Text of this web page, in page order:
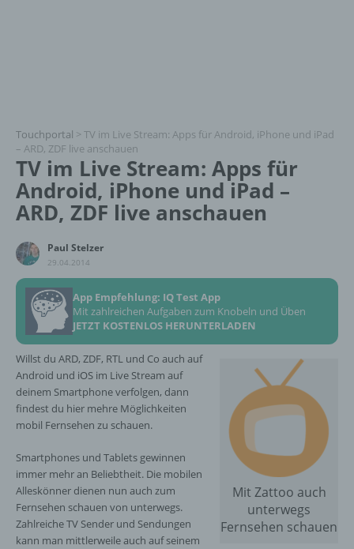
Touchportal > TV im Live Stream: Apps für Android, iPhone und iPad
– ARD, ZDF live anschauen
TV im Live Stream: Apps für
Android, iPhone und iPad –
ARD, ZDF live anschauen
Paul Stelzer
29.04.2014
App Empfehlung: IQ Test App
Mit zahlreichen Aufgaben zum Knobeln und Üben
JETZT KOSTENLOS HERUNTERLADEN
Mit Zattoo auch
unterwegs
Fernsehen schauen
Willst du ARD, ZDF, RTL und Co auch auf
Android und iOS im Live Stream auf
deinem Smartphone verfolgen, dann
findest du hier mehre Möglichkeiten
mobil Fernsehen zu schauen.
Smartphones und Tablets gewinnen
immer mehr an Beliebtheit. Die mobilen
Alleskönner dienen nun auch zum
Fernsehen schauen von unterwegs.
Zahlreiche TV Sender und Sendungen
kann man mittlerweile auch auf seinem